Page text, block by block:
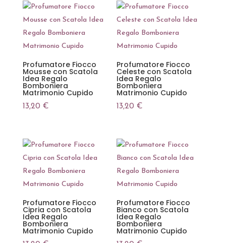
Profumatore Fiocco
Mousse con Scatola
Idea Regalo
Bomboniera
Matrimonio Cupido
13,20 €
Profumatore Fiocco
Celeste con Scatola
Idea Regalo
Bomboniera
Matrimonio Cupido
13,20€
Profumatore Fiocco
Cipria con Scatola
Idea Regalo
Bomboniera
Matrimonio Cupido
Profumatore Fiocco
Bianco con Scatola
Idea Regalo
Bomboniera
Matrimonio Cupido